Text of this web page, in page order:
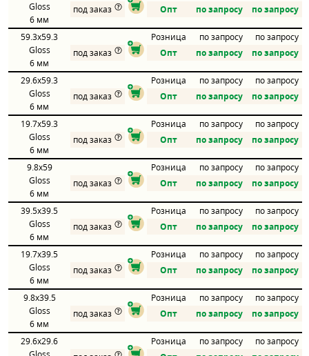
Gloss
6 мм
под заказ
Опт по запросу по запросу
59.3x59.3
Gloss
6 мм
Розница по запросу
по запросу
под заказ
Опт по запросу по запросу
29.6x59.3
Gloss
6 мм
Розница по запросу
по запросу
под заказ
Опт по запросу по запросу
19.7x59.3
Gloss
6 мм
Розница по запросу
по запросу
под заказ
Опт по запросу по запросу
9.8x59
Gloss
6 мм
Розница по запросу
по запросу
под заказ
Опт по запросу по запросу
39.5x39.5
Gloss
6 мм
Розница по запросу
по запросу
под заказ
Опт по запросу по запросу
19.7x39.5
Gloss
6 мм
Розница по запросу
по запросу
под заказ
Опт по запросу по запросу
9.8x39.5
Gloss
6 мм
Розница по запросу
по запросу
под заказ
Опт по запросу по запросу
29.6x29.6
Розница по запросу
по запросу